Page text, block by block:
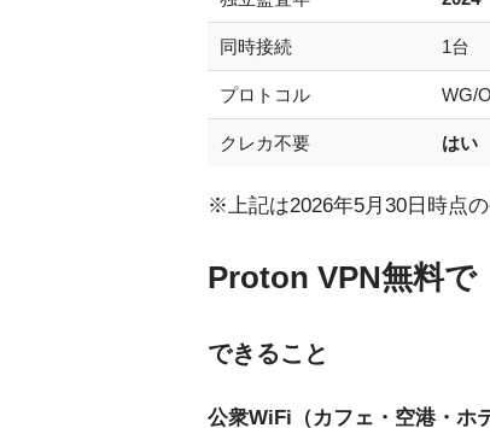
同時接続 1台
プロトコル WG/
クレカ不要 はい
※上記は2026年5月30日時点
Proton VPN無料で
できること
公衆WiFi（カフェ・空港・ホ